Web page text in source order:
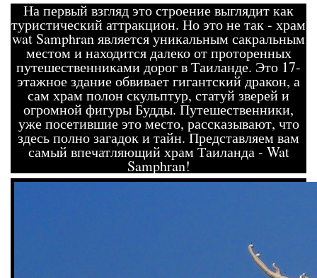
На первый взгляд это строение выглядит как
туристический аттракцион. Но это не так - храм
wat Samphran является уникальным сакральным
местом и находится далеко от проторенных
путешественниками дорог в Таиланде. Это 17-
этажное здание обвивает гигантский дракон, а
сам храм полон скульптур, статуй зверей и
огромной фигуры Будды. Путешественники,
уже посетившие это место, рассказывают, что
здесь полно загадок и тайн. Представляем вам
самый впечатляющий храм Таиланда - Wat
Samphran!